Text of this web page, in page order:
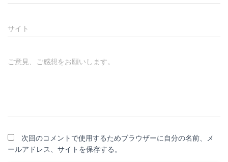
サイト
ご意見、ご感想をお願いします。
次回のコメントで使用するためブラウザーに自分の名前、メ
ールアドレス、サイトを保存する。